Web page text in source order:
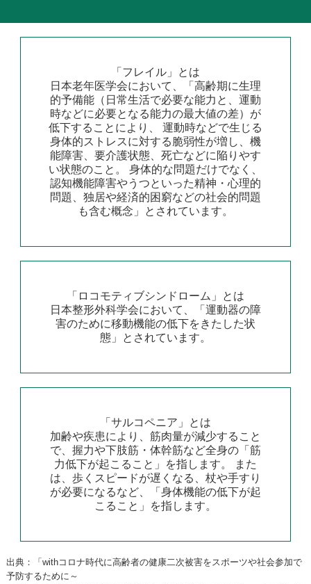
「フレイル」とは
日本老年医学会において、「高齢期に生理
的予備能（日常生活で必要な能力と、運動
時などに必要となる能力の最大値の差）が
低下することにより、 運動時などで生じる
身体的ストレスに対する脆弱性が増し、機
能障害、要介護状態、死亡などに陥りやす
い状態のこと。 身体的な問題だけでなく、
認知機能障害やうつといった精神・心理的
問題、独居や経済的困窮などの社会的問題
も含む概念」とされています。
「ロコモティブシンドローム」とは
日本整形外科学会において、「運動器の障
害のために移動機能の低下をきたした状
態」とされています。
「サルコペニア」とは
加齢や疾患により、筋肉量が減少すること
で、握力や下肢筋・体幹筋など全身の「筋
力低下が起こること」を指します。 また
は、歩くスピードが遅くなる、杖や手すり
が必要になるなど、「身体機能の低下が起
こること」を指します。
出典：「withコロナ時代に高齢者の健康二次被害をスポーツや社会参加で
予防するために～